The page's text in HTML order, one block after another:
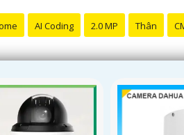
AI Coding 2.0 MP Thân